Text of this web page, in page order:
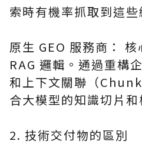
索時有機率抓取到這些
原生 GEO 服務商：
RAG 邏輯。通過重構
和上下文關聯（
合大模型的知識切片和
2. 技術交付物的區別